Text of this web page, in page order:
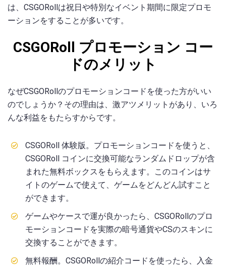
は、CSGORollは祝日や特別なイベント期間に限定プロモ
ーションをすることが多いです。
CSGORoll プロモーション コー
ドのメリット
なぜCSGORollのプロモーションコードを使った方がいい
のでしょうか？その理由は、激アツメリットがあり、いろ
んな利益をもたらすからです。
CSGORoll 体験版。プロモーションコードを使うと、
CSGORoll コインに交換可能なランダムドロップが含
まれた無料ボックスをもらえます。このコインはサ
イトのゲームで使えて、ゲームをどんどん試すこと
ができます。
ゲームやケースで運が良かったら、CSGORollのプロ
モーションコードを実際の暗号通貨やCSのスキンに
交換することができます。
無料報酬。CSGORollの紹介コードを使ったら、入金